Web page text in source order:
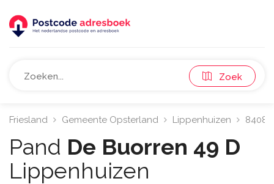
Zoek
Friesland Gemeente Opsterland Lippenhuizen 8408
Pand De Buorren 49 D
Lippenhuizen